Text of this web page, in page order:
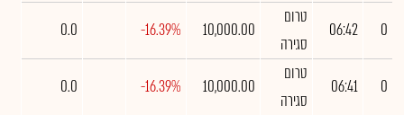
0
06:42
טרום
סגירה
10,000.00
-16.39%
0.0
0
06:41
טרום
סגירה
10,000.00
-16.39%
0.0